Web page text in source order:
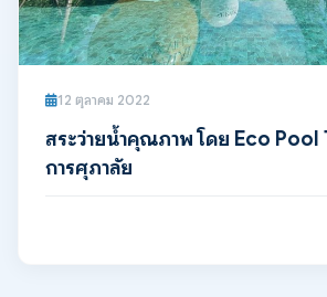
12 ตุลาคม 2022
สระว่ายน้ำคุณภาพ โดย Eco Pool
การศุภาลัย